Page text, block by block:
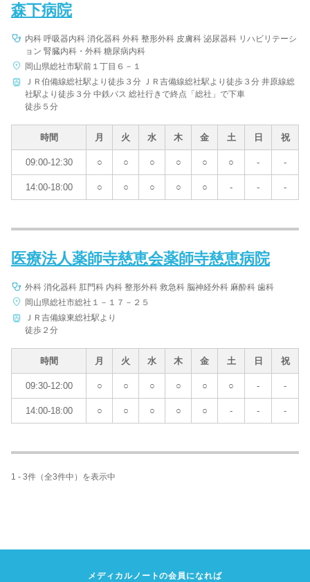
森下病院
内科 呼吸器内科 消化器科 外科 整形外科 皮膚科 泌尿器科 リハビリテーシ
ョン 腎臓内科・外科 糖尿病内科
岡山県総社市駅前１丁目６－１
ＪＲ伯備線総社駅より徒歩３分 ＪＲ吉備線総社駅より徒歩３分 井原線総
社駅より徒歩３分 中鉄バス 総社行きで終点「総社」で下車
徒歩５分
時間 月 火 水 木 金 土 日 祝
09:00-12:30 ○ ○ ○ ○ ○ ○ - -
14:00-18:00 ○ ○ ○ ○ ○ - - -
医療法人薬師寺慈恵会薬師寺慈恵病院
外科 消化器科 肛門科 内科 整形外科 救急科 脳神経外科 麻酔科 歯科
岡山県総社市総社１－１７－２５
ＪＲ吉備線東総社駅より
徒歩２分
時間 月 火 水 木 金 土 日 祝
09:30-12:00 ○ ○ ○ ○ ○ ○ - -
14:00-18:00 ○ ○ ○ ○ ○ - - -
1 - 3件（全3件中）を表示中
メディカルノートの会員になれば